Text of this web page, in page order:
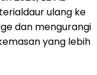
ulang ke
dan mengurangi
yang lebih